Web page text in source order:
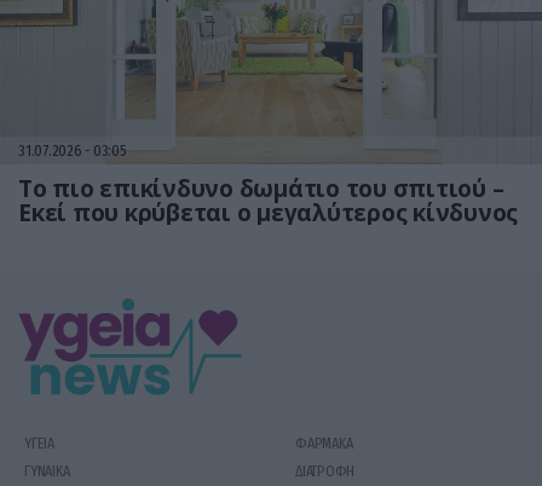
31.07.2026 03:05
Το πιο επικίνδυνο δωμάτιο του σπιτιού –
Εκεί που κρύβεται ο μεγαλύτερος κίνδυνος
ΥΓΕΙΑ
ΦΑΡΜΑΚΑ
ΓΥΝΑΙΚΑ
ΔΙΑΤΡΟΦΗ